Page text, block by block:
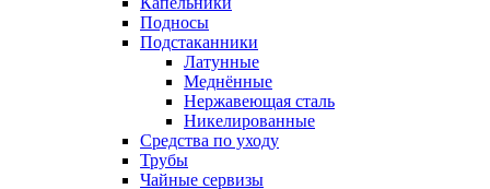
Подносы
Подстаканники
Латунные
Меднённые
Нержавеющая сталь
Никелированные
Средства по уходу
Трубы
Чайные сервизы